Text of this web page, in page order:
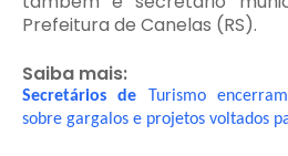
Prefeitura de Canelas (RS).
Saiba mais:
Secretários de Turismo
sobre gargalos e projetos voltados